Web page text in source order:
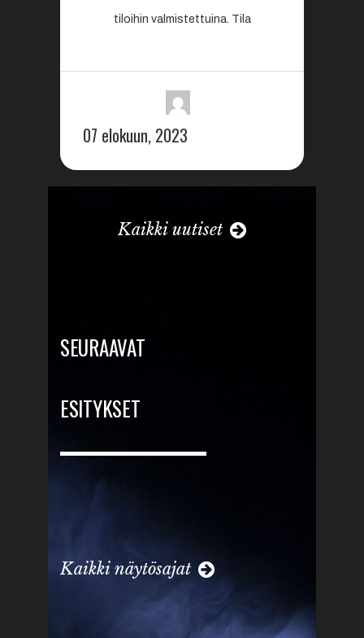
tiloihin valmistettuina. Tila
07 elokuun, 2023
Kaikki uutiset
SEURAAVAT
ESITYKSET
Kaikki näytösajat